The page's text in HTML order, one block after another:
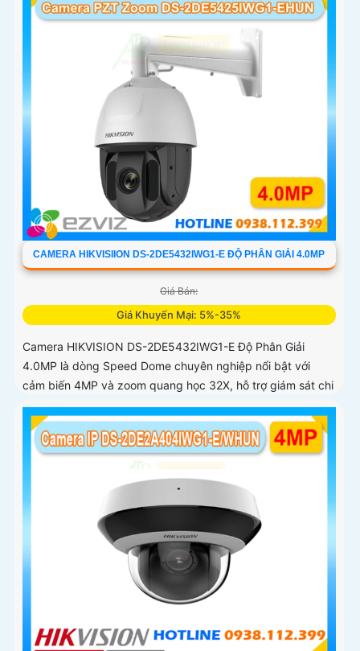
CAMERA HIKVISIION DS-2DE5432IWG1-E ĐỘ PHÂN GIẢI 4.0MP
Giá Bán:
Giá Khuyến Mại: 5%-35%
Camera HIKVISION DS-2DE5432IWG1-E Độ Phân Giải
4.0MP là dòng Speed Dome chuyên nghiệp nổi bật với
cảm biến 4MP và zoom quang học 32X, hỗ trợ giám sát chi
tiết ở khoảng cách xa